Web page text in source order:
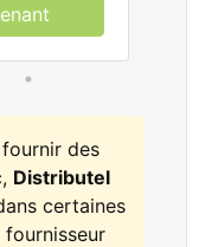
des
Distributel
certaines
fournisseur